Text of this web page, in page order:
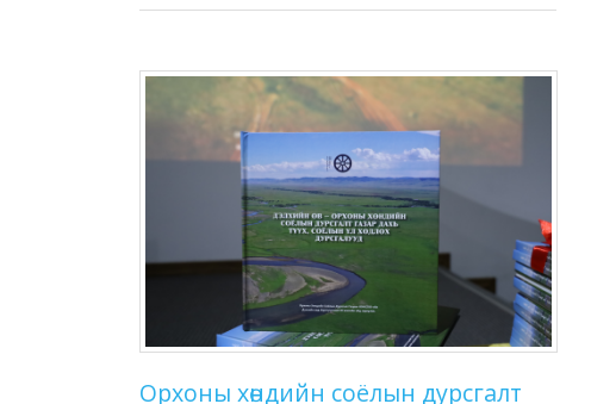
Орхоны хөндийн соёлын дурсгалт